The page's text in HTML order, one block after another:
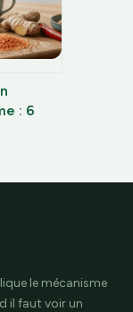
: 6
le mécanisme
il faut voir un